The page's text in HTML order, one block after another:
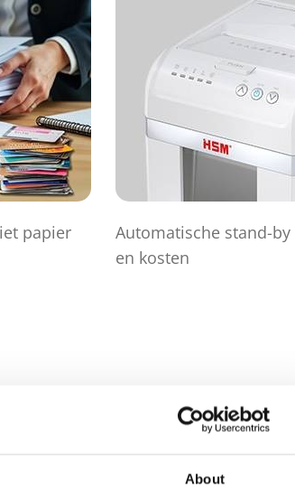
About
papier
Automatische stand-
en kosten